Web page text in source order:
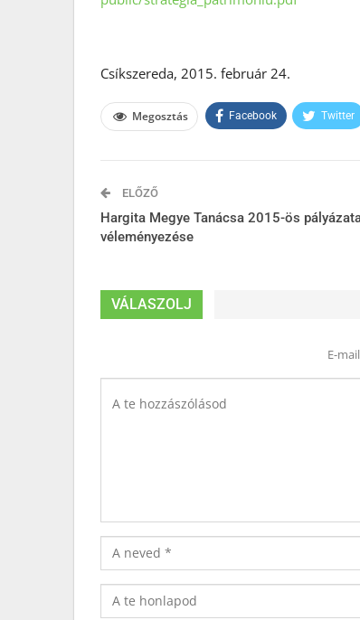
Csíkszereda, 2015. február 24.
Megosztás Facebook Twitter
ELŐZŐ
Hargita Megye Tanácsa 2015-ös
véleményezése
VÁLASZOLJ
E-